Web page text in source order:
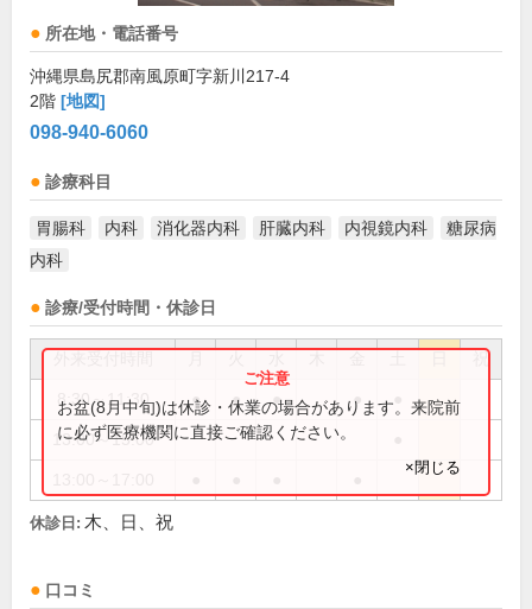
所在地・電話番号
沖縄県島尻郡南風原町字新川217-4
2階 [地図]
098-940-6060
診療科目
胃腸科 内科 消化器内科 肝臓内科 内視鏡内科
糖尿病
内科
診療/受付時間・休診日
祝
8:30～11:30 ● ● ● ●
13:00～15:00
お盆(8月中旬)は休診・休業の場合があります。来院前
に必ず医療機関に直接ご確認ください。
×閉じる
休診日: 木、日、祝
口コミ